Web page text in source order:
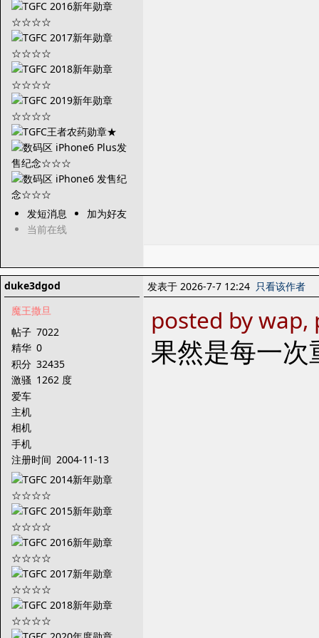
发短消息
加为好友
当前在线
duke3dgod
魔王撒旦
帖子 7022
精华 0
积分 32435
激骚 1262 度
爱车
主机
相机
手机
注册时间 2004-11-13
发表于 2026-7-7 12:24 只看该作者
posted by
果然是每一